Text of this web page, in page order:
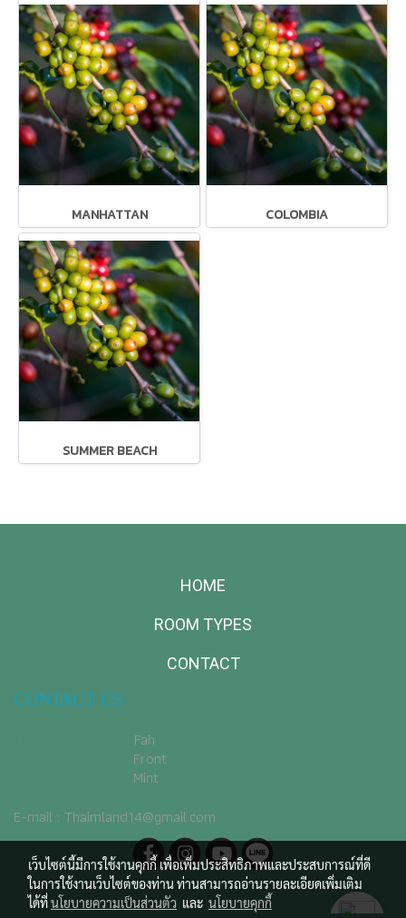
MANHATTAN COLOMBIA
SUMMER BEACH
HOME
ROOM TYPES
CONTACT
CONTACT US
​ Fah
Front
Mint
E-mail : Thaimland14@gmail.com
เว็บไซต์นี้มีการใช้งานคุกกี้ เพื่อเพิ่มประสิทธิภาพและประสบการณ์ที่ดี
ในการใช้งานเว็บไซต์ของท่าน ท่านสามารถอ่านรายละเอียดเพิ่มเติม
ได้ที่นโยบายความเป็นส่วนตัว และ นโยบายคุกกี้